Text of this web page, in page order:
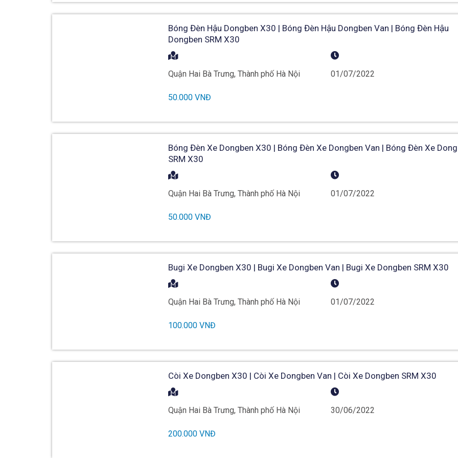
Bóng Đèn Hậu Dongben X30 | Bóng Đèn Hậu Dongben Van | Bóng Đèn Hậu
Dongben SRM X30
Quận Hai Bà Trưng, Thành phố Hà Nội 01/07/2022
50.000 VNĐ
Bóng Đèn Xe Dongben X30 | Bóng Đèn Xe Dongben Van | Bóng Đèn Xe
SRM X30
Quận Hai Bà Trưng, Thành phố Hà Nội 01/07/2022
50.000 VNĐ
Bugi Xe Dongben X30 | Bugi Xe Dongben Van | Bugi Xe Dongben SRM X30
Quận Hai Bà Trưng, Thành phố Hà Nội 01/07/2022
100.000 VNĐ
Còi Xe Dongben X30 | Còi Xe Dongben Van | Còi Xe Dongben SRM X30
Quận Hai Bà Trưng, Thành phố Hà Nội 30/06/2022
200.000 VNĐ